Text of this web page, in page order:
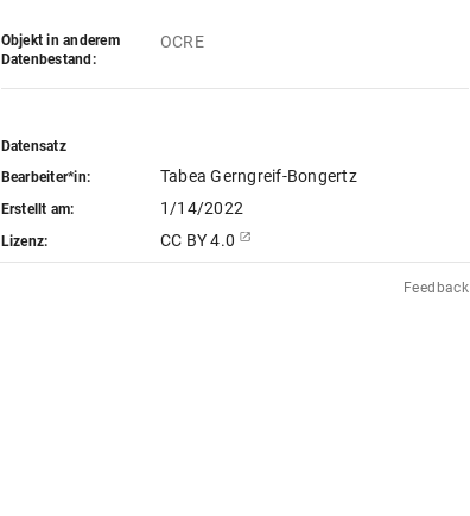
Objekt in anderem
Datenbestand:
OCRE
Datensatz
Bearbeiter*in:
Tabea Gerngreif-Bongertz
Erstellt am: 1/14/2022
Lizenz: CC BY 4.0
Feedback